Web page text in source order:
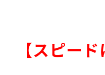
【スピー